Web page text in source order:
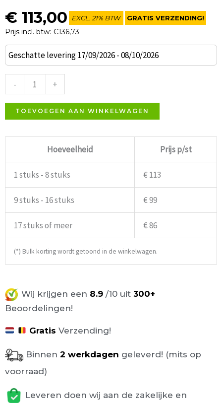
€ 113,00
Prijs incl. btw: €136,73
EXCL. 21% BTW GRATIS VERZENDING!
Geschatte levering 17/09/2026 - 08/10/2026
-
Woody
terrasstoel
blauw
Resol
aantal
+
TOEVOEGEN AAN WINKELWAGEN
Hoeveelheid Prijs p/st
1 stuks - 8 stuks € 113
9 stuks - 16 stuks € 99
17 stuks of meer € 86
(*) Bulk korting wordt getoond in de winkelwagen.
Wij krijgen een 8.9 /10 uit 300+
Beoordelingen!
Gratis Verzending!
Binnen 2 werkdagen geleverd! (mits op
voorraad)
Leveren doen wij aan de zakelijke en